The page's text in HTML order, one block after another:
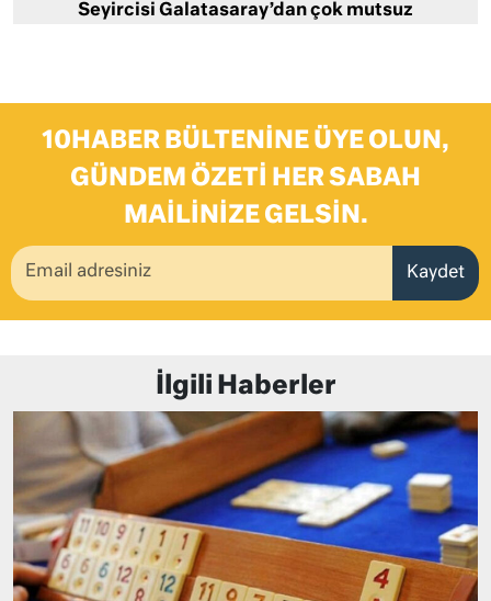
Seyircisi Galatasaray’dan çok mutsuz
10HABER BÜLTENINE ÜYE OLUN,
GÜNDEM ÖZETI HER SABAH
MAILINIZE GELSIN.
Kaydet
İlgili Haberler